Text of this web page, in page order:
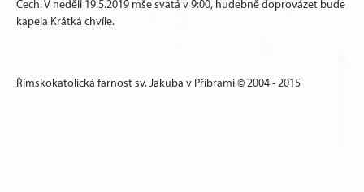
Čech. V neděli 19.5.2019 mše svatá v 9:00, hudebně doprovázet bude
kapela Krátká chvíle.
Římskokatolická farnost sv. Jakuba v Příbrami © 2004 - 2015